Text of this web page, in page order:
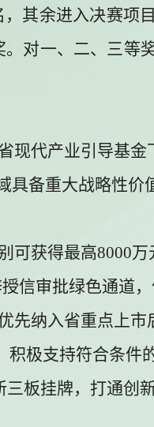
，其余进入决赛项
。对一、二、三等
现代产业引导基
备重大战略性价
可获得最高8000万
信审批绿色通道
先纳入省重点上
积极支持符合条件
三板挂牌，打通创